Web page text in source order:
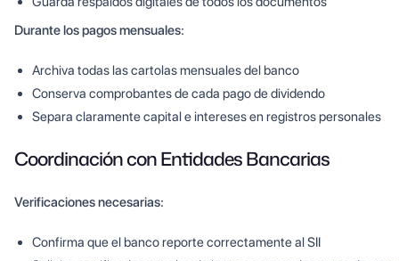
Durante los pagos mensuales:
Archiva todas las cartolas mensuales del banco
Conserva comprobantes de cada pago de dividendo
Separa claramente capital e intereses en registros personales
Coordinación con Entidades Bancarias
Verificaciones necesarias:
Confirma que el banco reporte correctamente al SII